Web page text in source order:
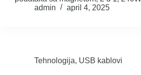
admin
april 4, 2025
Tehnologija, USB kablovi